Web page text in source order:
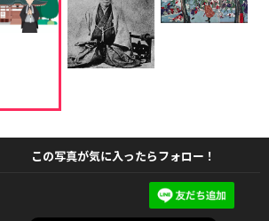
この写真が気に入ったらフォロー！